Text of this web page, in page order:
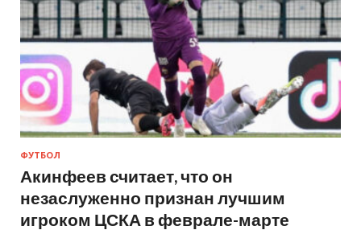
ФУТБОЛ
Акинфеев считает, что он
незаслуженно признан лучшим
игроком ЦСКА в феврале-марте